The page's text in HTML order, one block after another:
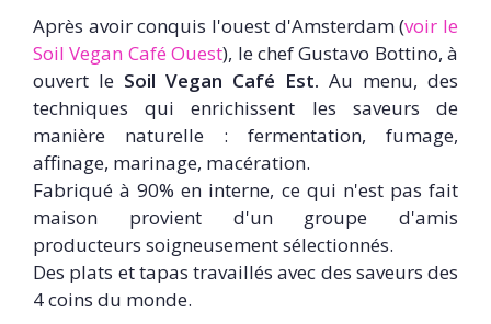
Après avoir conquis l'ouest d'Amsterdam (voir le
Soil Vegan Café Ouest), le chef Gustavo Bottino, à
ouvert le Soil Vegan Café Est. Au menu, des
techniques qui enrichissent les saveurs de
manière naturelle : fermentation, fumage,
affinage, marinage, macération.
Fabriqué à 90% en interne, ce qui n'est pas fait
maison provient d'un groupe d'amis
producteurs soigneusement sélectionnés.
Des plats et tapas travaillés avec des saveurs des
4 coins du monde.